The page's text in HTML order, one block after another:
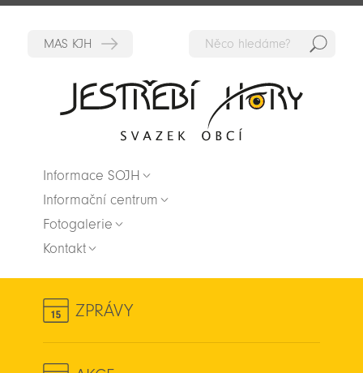
Informace SOJH
Informační centrum
Fotogalerie
Kontakt
ZPRÁVY